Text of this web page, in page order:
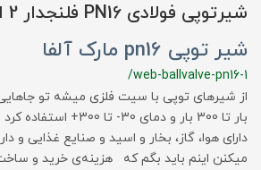
شیرتوپی فولادی PN16 فلنجدار 2 اینچ
شیر توپی pn16 مارک آلفا
/web-ballvalve-pn16-1
بار تا 300 بار و دمای
دارای هوا، گاز، بخار و اسید و صنایع غذایی و
میکنن اینم باید بگم که هزینه‌ی خرید و